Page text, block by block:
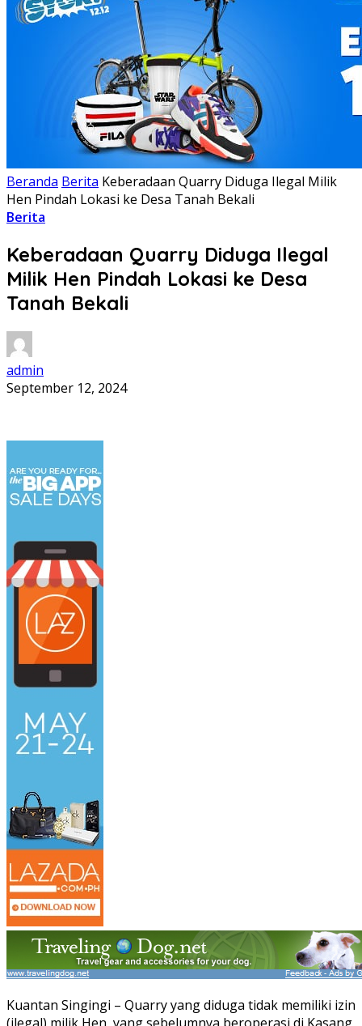
Beranda Berita Keberadaan Quarry Diduga Ilegal Milik
Hen Pindah Lokasi ke Desa Tanah Bekali
Berita
Keberadaan Quarry Diduga Ilegal
Milik Hen Pindah Lokasi ke Desa
Tanah Bekali
admin
September 12, 2024
Kuantan Singingi – Quarry yang diduga tidak memiliki izin